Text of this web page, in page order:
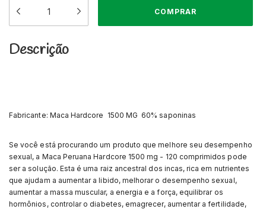
Descrição
Fabricante: Maca Hardcore 1500 MG 60% saponinas
Se você está procurando um produto que melhore seu desempenho
sexual, a Maca Peruana Hardcore 1500 mg - 120 comprimidos pode
ser a solução. Esta é uma raiz ancestral dos incas, rica em nutrientes
que ajudam a aumentar a libido, melhorar o desempenho sexual,
aumentar a massa muscular, a energia e a força, equilibrar os
hormônios, controlar o diabetes, emagrecer, aumentar a fertilidade,